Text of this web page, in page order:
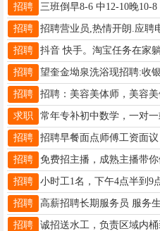
招聘
招聘 招聘营业员,热情开朗.应聘
招聘
招聘
招聘 招聘：美容美体师，美容
求职
招聘
招聘
招聘
招聘
招聘